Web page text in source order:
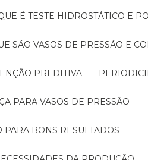
QUE É TESTE HIDROSTÁTICO E
SÃO VASOS DE PRESSÃO E
PREDITIVA
PARA VASOS DE PRESSÃO
PARA BONS RESULTADOS